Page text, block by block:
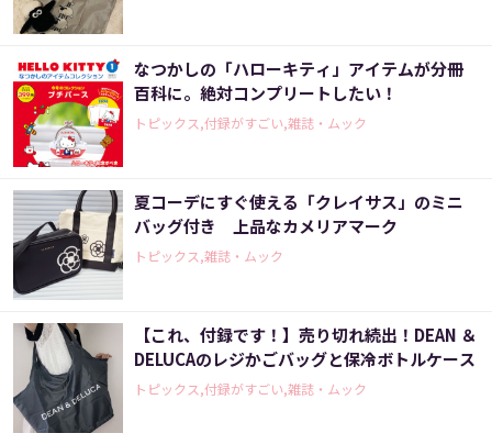
なつかしの「ハローキティ」アイテムが分冊
百科に。絶対コンプリートしたい！
トピックス,付録がすごい,雑誌・ムック
夏コーデにすぐ使える「クレイサス」のミニ
バッグ付き 上品なカメリアマーク
トピックス,雑誌・ムック
【これ、付録です！】売り切れ続出！DEAN ＆
DELUCAのレジかごバッグと保冷ボトルケース
トピックス,付録がすごい,雑誌・ムック